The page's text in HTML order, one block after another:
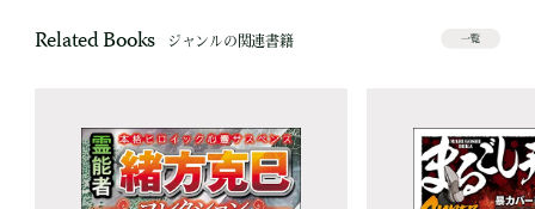
Related Books ジャンルの関連書籍 一覧